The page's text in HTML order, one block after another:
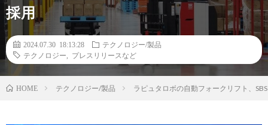
採用
2024.07.30 18:13:28
テクノロジー/製品
テクノロジー
プレスリリースなど
HOME テクノロジー/製品 ラピュタロボの自動フォークリフト、